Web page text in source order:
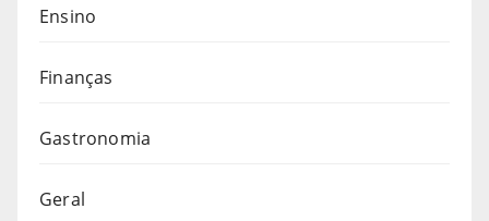
Ensino
Finanças
Gastronomia
Geral